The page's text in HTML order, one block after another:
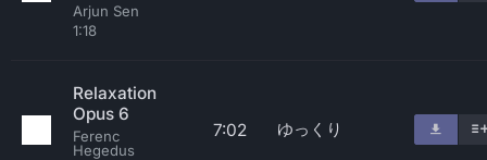
Arjun Sen
1:18
Relaxation
Opus 6
Ferenc
Hegedus
7:02 ゆっくり